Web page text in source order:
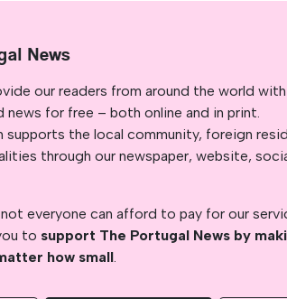
News
our readers from around the world
news for free – both online and in print.
the local community, foreign
through our newspaper, website,
everyone can afford to pay for our
to support The Portugal News by
how small.